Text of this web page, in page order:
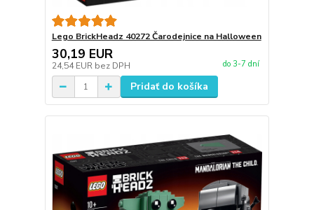
Lego BrickHeadz 40272 Čarodejnice na Halloween
30,19 EUR
24,54 EUR bez DPH do 3-7 dní
Pridať do košíka